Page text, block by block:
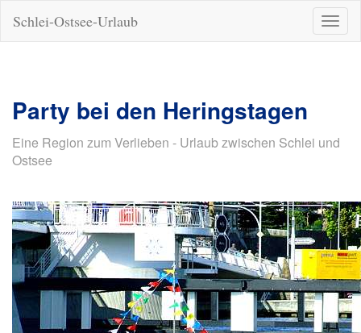
ein-/
Schlei-Ostsee-Urlaub
Party bei den Heringstagen
Eine Region zum Verlieben - Urlaub zwischen Schlei und
Ostsee